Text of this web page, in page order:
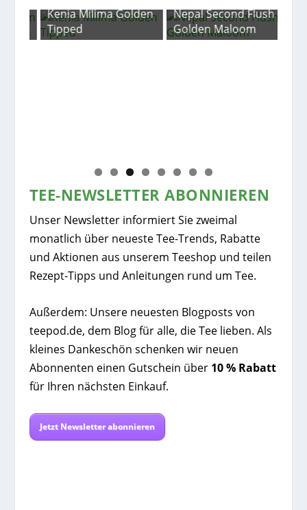
Kenia Milima Golden
Tipped
Nepal Second Flush
Golden Maloom
TEE-NEWSLETTER ABONNIEREN
Unser Newsletter informiert Sie zweimal
monatlich über neueste Tee-Trends, Rabatte
und Aktionen aus unserem Teeshop und teilen
Rezept-Tipps und Anleitungen rund um Tee.
Außerdem: Unsere neuesten Blogposts von
teepod.de, dem Blog für alle, die Tee lieben. Als
kleines Dankeschön schenken wir neuen
Abonnenten einen Gutschein über 10 % Rabatt
für Ihren nächsten Einkauf.
Jetzt Newsletter abonnieren